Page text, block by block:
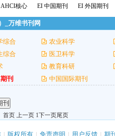
AHCI核心 EI 中国期刊 EI 外国期刊
_万维书刊网
综合 农业科学
综合 医卫科学
教育科研
刊 中国国际期刊
首页 上一页 1下一页尾页
| 版权所有 | 免责声明 | 用户反馈 | 期